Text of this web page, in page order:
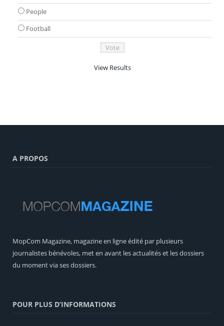
People
Football
View Results
A PROPOS
MopCom Magazine, magazine en ligne édité par plusieurs
journalistes bénévoles, met en avant les actualités et les dossiers
du moment via ses dossiers.
POUR PLUS D’INFORMATIONS